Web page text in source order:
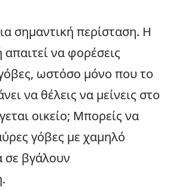
σημαντική περίσταση. Η
να φορέσεις
ωστόσο μόνο που το
να θέλεις να μείνεις στο
οικείο; Μπορείς να
γόβες με χαμηλό
σε βγάλουν